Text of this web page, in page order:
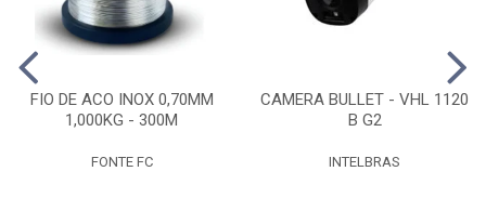
FIO DE ACO INOX 0,70MM
1,000KG - 300M
FONTE FC
CAMERA BULLET - VHL 1120
B G2
INTELBRAS